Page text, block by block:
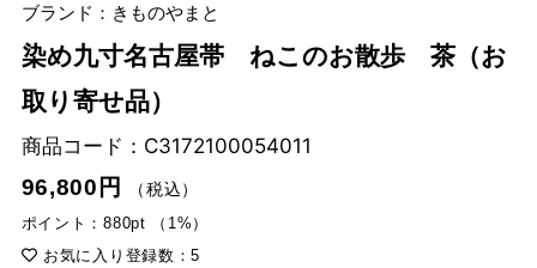
ブランド：きものやまと
染め九寸名古屋帯 ねこのお散歩 茶（お
取り寄せ品）
商品コード： C3172100054011
96,800円
（税込）
ポイント：880pt （1%）
お気に入り登録数：5